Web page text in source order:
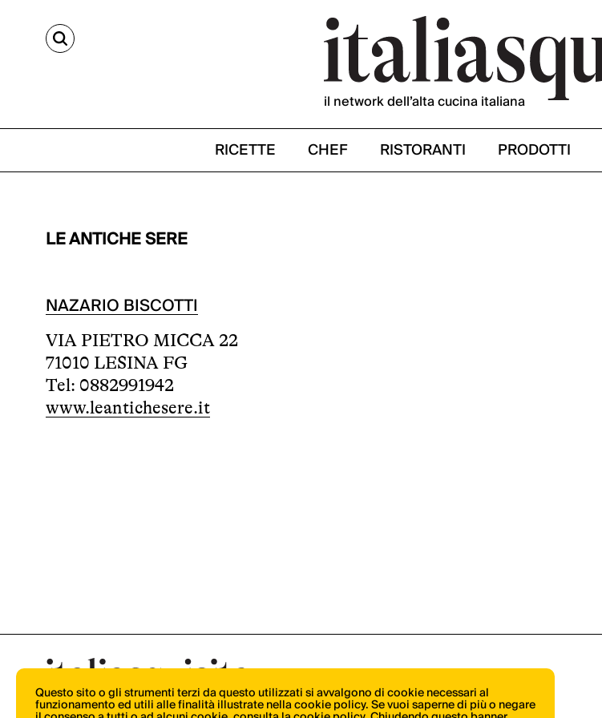
CERCA
il network dell’alta cucina italiana
RICETTE CHEF RISTORANTI PRODOTTI
LE ANTICHE SERE
NAZARIO BISCOTTI
VIA PIETRO MICCA 22
71010 LESINA FG
Tel: 0882991942
www.leantichesere.it
Questo sito o gli strumenti terzi da questo utilizzati si avvalgono di cookie necessari al
funzionamento ed utili alle finalità illustrate nella cookie policy. Se vuoi saperne di più o negare